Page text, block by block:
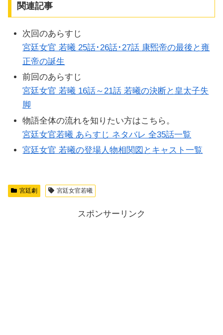
関連記事
次回のあらすじ
宮廷女官 若曦 25話･26話･27話 康煕帝の最後と雍
正帝の誕生
前回のあらすじ
宮廷女官 若曦 16話～21話 若曦の決断と皇太子失
脚
物語全体の流れを知りたい方はこちら。
宮廷女官若曦 あらすじ ネタバレ 全35話一覧
宮廷女官 若曦の登場人物相関図とキャスト一覧
宮廷劇 宮廷女官若曦
スポンサーリンク